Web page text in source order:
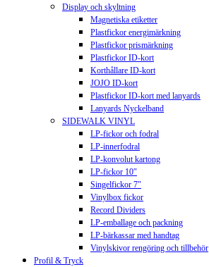
Display och skyltning
Magnetiska etiketter
Plastfickor energimärkning
Plastfickor prismärkning
Plastfickor ID-kort
Korthållare ID-kort
JOJO ID-kort
Plastfickor ID-kort med lanyards
Lanyards Nyckelband
SIDEWALK VINYL
LP-fickor och fodral
LP-innerfodral
LP-konvolut kartong
LP-fickor 10″
Singelfickor 7″
Vinylbox fickor
Record Dividers
LP-emballage och packning
LP-bärkassar med handtag
Vinylskivor rengöring och tillbehör
Profil & Tryck